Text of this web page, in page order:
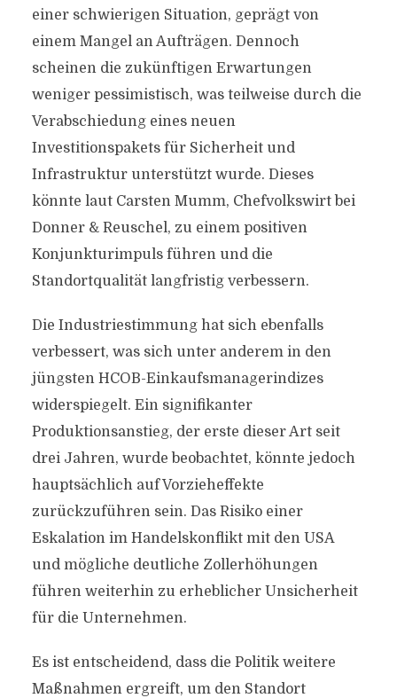
einer schwierigen Situation, geprägt von
einem Mangel an Aufträgen. Dennoch
scheinen die zukünftigen Erwartungen
weniger pessimistisch, was teilweise durch die
Verabschiedung eines neuen
Investitionspakets für Sicherheit und
Infrastruktur unterstützt wurde. Dieses
könnte laut Carsten Mumm, Chefvolkswirt bei
Donner & Reuschel, zu einem positiven
Konjunkturimpuls führen und die
Standortqualität langfristig verbessern.
Die Industriestimmung hat sich ebenfalls
verbessert, was sich unter anderem in den
jüngsten HCOB-Einkaufsmanagerindizes
widerspiegelt. Ein signifikanter
Produktionsanstieg, der erste dieser Art seit
drei Jahren, wurde beobachtet, könnte jedoch
hauptsächlich auf Vorzieheffekte
zurückzuführen sein. Das Risiko einer
Eskalation im Handelskonflikt mit den USA
und mögliche deutliche Zollerhöhungen
führen weiterhin zu erheblicher Unsicherheit
für die Unternehmen.
Es ist entscheidend, dass die Politik weitere
Maßnahmen ergreift, um den Standort